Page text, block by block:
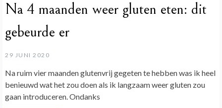
Na 4 maanden weer gluten eten: dit
gebeurde er
29 JUNI 2020
Na ruim vier maanden glutenvrij gegeten te hebben was ik heel
benieuwd wat het zou doen als ik langzaam weer gluten zou
gaan introduceren. Ondanks